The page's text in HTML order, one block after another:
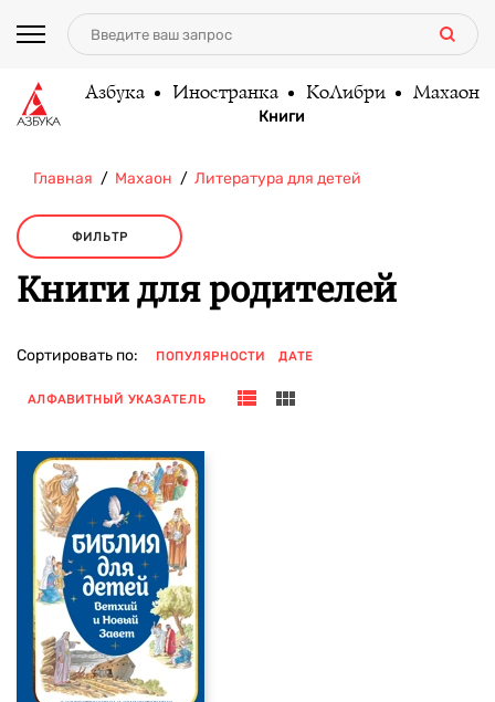
Азбука Иностранка КоЛибри Махаон
Книги
Главная Махаон Литература для детей
ФИЛЬТР
Книги для родителей
Сортировать по: ПОПУЛЯРНОСТИ ДАТЕ
АЛФАВИТНЫЙ УКАЗАТЕЛЬ